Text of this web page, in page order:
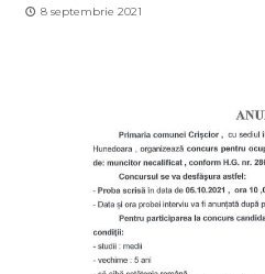
8 septembrie 2021